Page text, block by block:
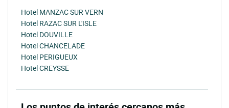
Hotel MANZAC SUR VERN
Hotel RAZAC SUR L'ISLE
Hotel DOUVILLE
Hotel CHANCELADE
Hotel PERIGUEUX
Hotel CREYSSE